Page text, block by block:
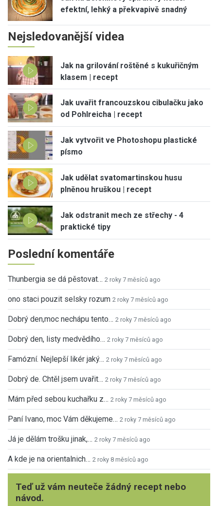
efektní, lehký a překvapivě snadný
Nejsledovanější videa
Jak na grilování roštěné s kukuřičným
klasem | recept
Jak uvařit francouzskou cibulačku jako
od Pohlreicha | recept
Jak vytvořit ve Photoshopu plastické
písmo
Jak udělat svatomartinskou husu
plněnou hruškou | recept
Jak odstranit mech ze střechy - 4
praktické tipy
Poslední komentáře
Thunbergia se dá pěstovat… 2 roky 7 měsíců ago
ono staci pouzit selsky rozum 2 roky 7 měsíců ago
Dobrý den,moc nechápu tento… 2 roky 7 měsíců ago
Dobrý den, listy medvědího… 2 roky 7 měsíců ago
Famózní. Nejlepší likér jaký… 2 roky 7 měsíců ago
Dobrý de. Chtěl jsem uvařit… 2 roky 7 měsíců ago
Mám před sebou kuchařku z… 2 roky 7 měsíců ago
Paní Ivano, moc Vám děkujeme… 2 roky 7 měsíců ago
Já je dělám trošku jinak,… 2 roky 7 měsíců ago
A kde je na orientalnich… 2 roky 8 měsíců ago
Teď už vám neuteče žádný recept nebo
návod.